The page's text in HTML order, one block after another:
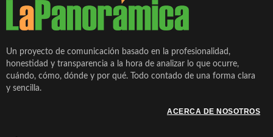
Un proyecto de comunicación basado en la profesionalidad,
honestidad y transparencia a la hora de analizar lo que ocurre,
cuándo, cómo, dónde y por qué. Todo contado de una forma clara
y sencilla.
ACERCA DE NOSOTROS